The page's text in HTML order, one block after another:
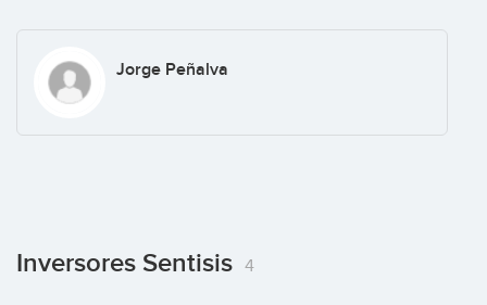
Jorge Peñalva
Inversores Sentisis 4